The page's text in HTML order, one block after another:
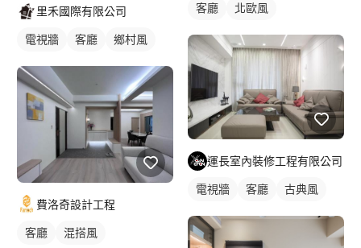
里禾國際有限公司
電視牆 客廳 鄉村風
費洛奇設計工程
客廳 混搭風
客廳 北歐風
運長室內裝修工程有限公司
電視牆 客廳 古典風